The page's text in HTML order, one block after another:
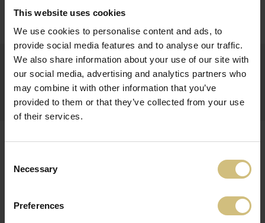
This website uses cookies
We use cookies to personalise content and ads, to
provide social media features and to analyse our traffic.
We also share information about your use of our site with
our social media, advertising and analytics partners who
may combine it with other information that you’ve
provided to them or that they’ve collected from your use
of their services.
Selection
Necessary
Preferences
28-08-2013
INDBERETNING AF INSIDERES HANDEL MED
FIRSTFARMS A/S' AKTIER
Indberetning af insideres handel
DELÅRSRAPPORT FOR 1. JANUAR - 30. JUNI 2013
Q2-2013
1 2 3